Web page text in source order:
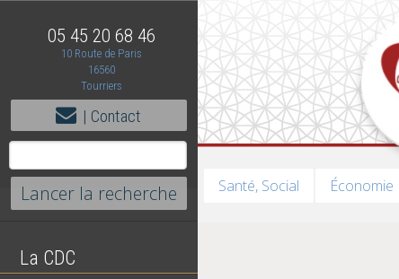
05 45 20 68 46
10 Route de Paris
16560
Tourriers
| Contact
La CDC
Santé, Social Économie